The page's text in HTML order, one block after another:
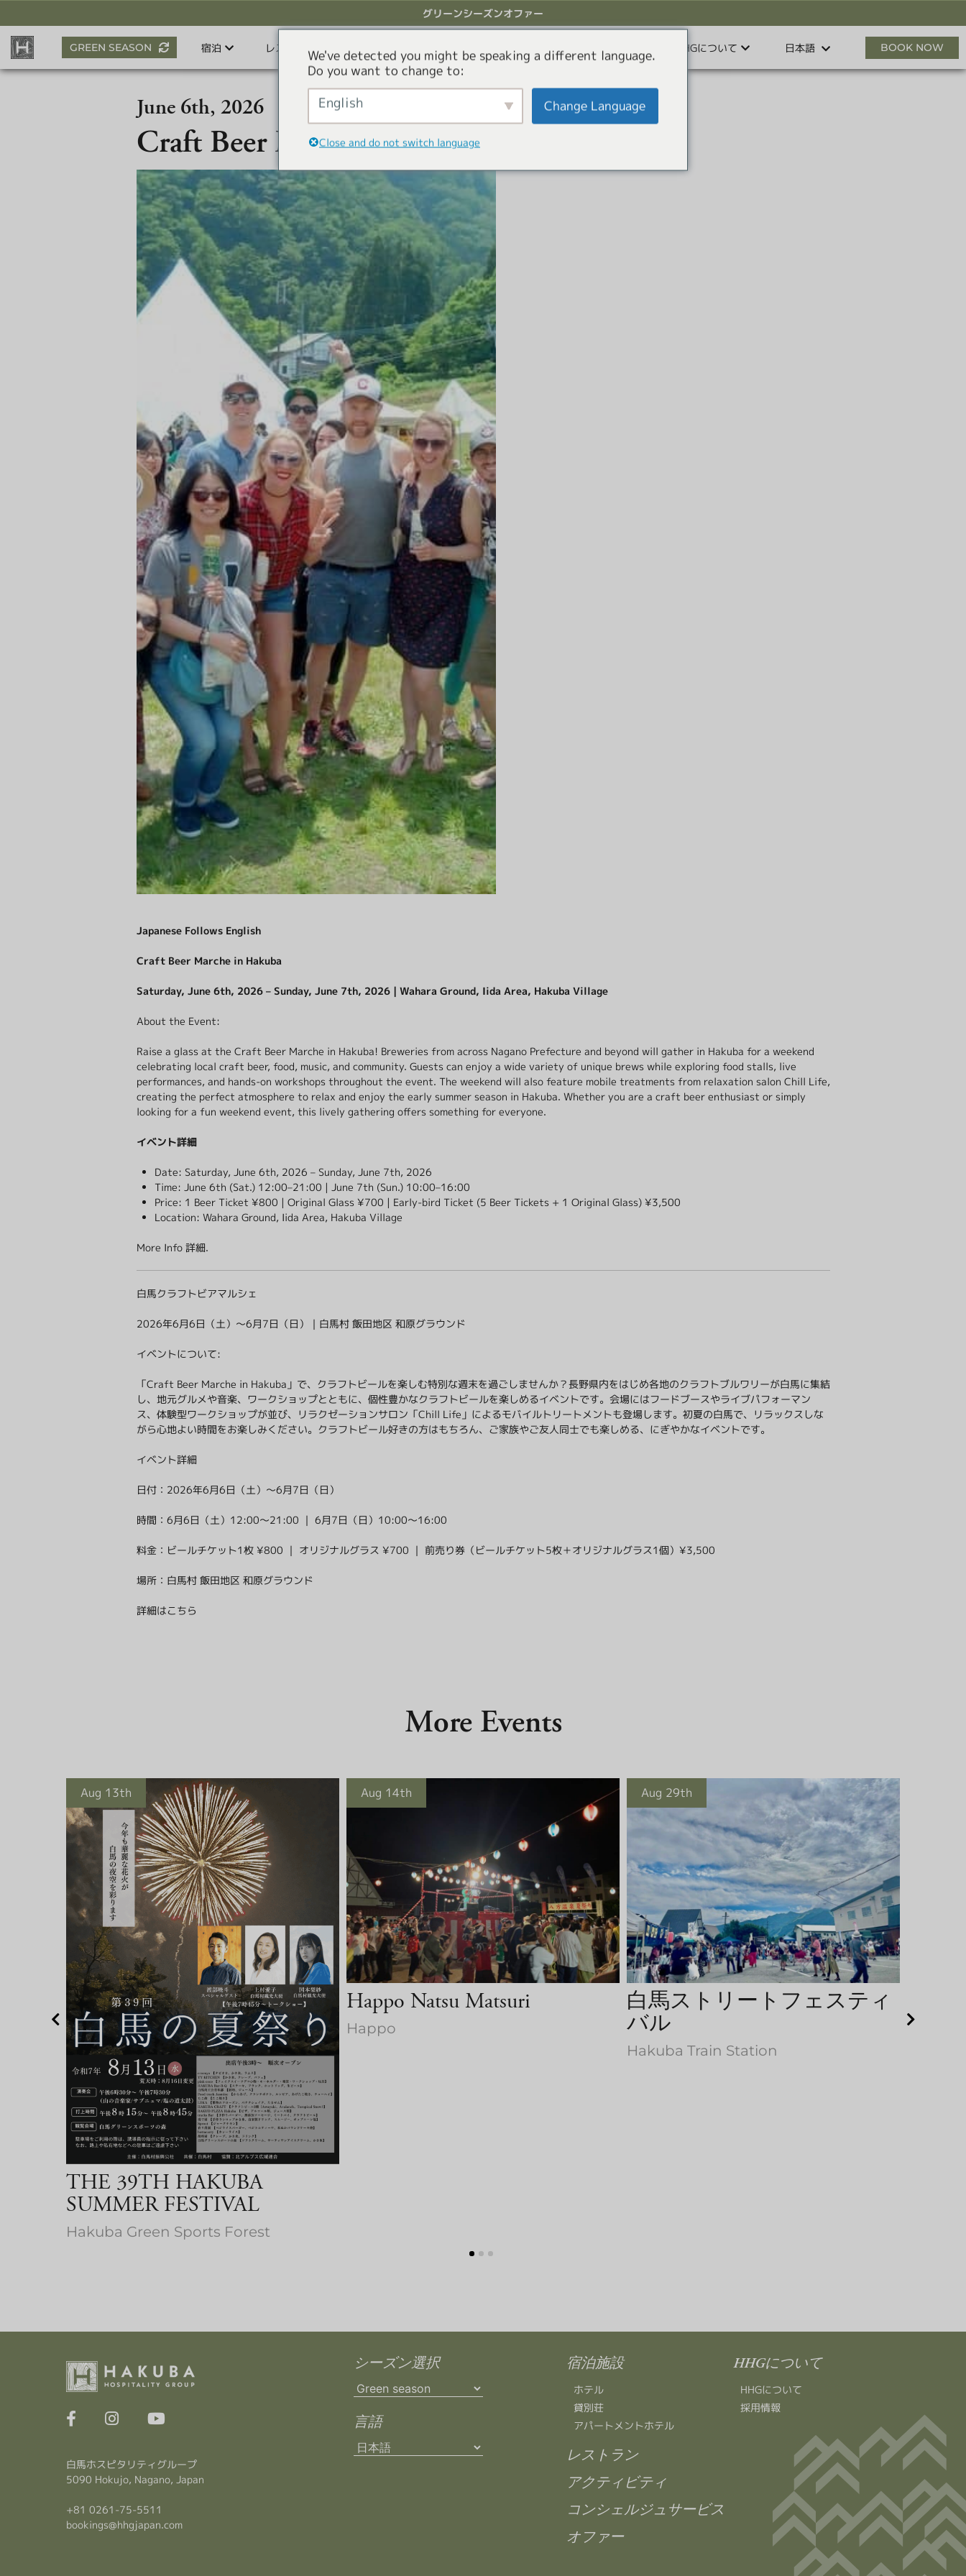
す
グリーンシーズンオファー
GREEN SEASON 宿泊 レストラン アクティビティ オファー コンシェルジュサービス HHGについて 日本語 BOOK NOW
June 6th, 2026
Craft Beer Marche in Hakuba
Japanese Follows English
Craft Beer Marche in Hakuba
Saturday, June 6th, 2026 – Sunday, June 7th, 2026 | Wahara Ground, Iida Area, Hakuba Village
About the Event:
Raise a glass at the Craft Beer Marche in Hakuba! Breweries from across Nagano Prefecture and beyond will gather in Hakuba for a weekend
celebrating local craft beer, food, music, and community. Guests can enjoy a wide variety of unique brews while exploring food stalls, live
performances, and hands-on workshops throughout the event. The weekend will also feature mobile treatments from relaxation salon Chill Life,
creating the perfect atmosphere to relax and enjoy the early summer season in Hakuba. Whether you are a craft beer enthusiast or simply
looking for a fun weekend event, this lively gathering offers something for everyone.
イベント詳細
Date: Saturday, June 6th, 2026 – Sunday, June 7th, 2026
Time: June 6th (Sat.) 12:00–21:00 | June 7th (Sun.) 10:00–16:00
Price: 1 Beer Ticket ¥800 | Original Glass ¥700 | Early-bird Ticket (5 Beer Tickets + 1 Original Glass) ¥3,500
Location: Wahara Ground, Iida Area, Hakuba Village
More Info 詳細.
白馬クラフトビアマルシェ
2026年6月6日（土）〜6月7日（日）｜白馬村 飯田地区 和原グラウンド
イベントについて:
「Craft Beer Marche in Hakuba」で、クラフトビールを楽しむ特別な週末を過ごしませんか？長野県内をはじめ各地のクラフトブルワリーが白馬に集結
し、地元グルメや音楽、ワークショップとともに、個性豊かなクラフトビールを楽しめるイベントです。会場にはフードブースやライブパフォーマン
ス、体験型ワークショップが並び、リラクゼーションサロン「Chill Life」によるモバイルトリートメントも登場します。初夏の白馬で、リラックスしな
がら心地よい時間をお楽しみください。クラフトビール好きの方はもちろん、ご家族やご友人同士でも楽しめる、にぎやかなイベントです。
イベント詳細
日付：2026年6月6日（土）〜6月7日（日）
時間：6月6日（土）12:00〜21:00 ｜ 6月7日（日）10:00〜16:00
料金：ビールチケット1枚 ¥800 ｜ オリジナルグラス ¥700 ｜ 前売り券（ビールチケット5枚＋オリジナルグラス1個）¥3,500
場所：白馬村 飯田地区 和原グラウンド
詳細はこちら
More Events
Aug 13th
THE 39TH HAKUBA
SUMMER FESTIVAL
Hakuba Green Sports Forest
Aug 14th
Happo Natsu Matsuri
Happo
Aug 29th
白馬ストリートフェスティ
バル
Hakuba Train Station
白馬ホスピタリティグループ
5090 Hokujo, Nagano, Japan
+81 0261-75-5511
bookings@hhgjapan.com
シーズン選択
言語
宿泊施設
ホテル
貸別荘
アパートメントホテル
レストラン
アクティビティ
コンシェルジュサービス
オファー
HHGについて
HHGについて
採用情報
We've detected you might be speaking a different language.
Do you want to change to:
English Change Language
Close and do not switch language